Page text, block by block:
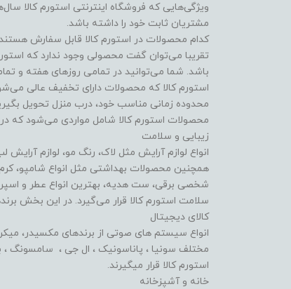
ویژگی‌هایی که فروشگاه اینترنتی استورم کالا
مشتریان ثابت خود را داشته باشد.
کدام محصولات در استورم کالا قابل سفارش
تقریبا می‌توان گفت محصولی وجود ندارد که
باشد. شما می‌توانید در تمامی روزهای هفته و
استورم کالا که محصولات دارای تخفیف عالی
محدوده زمانی مناسب خود، درب منزل تحویل
محصولات استورم کالا شامل مواردی می‌شود که
زیبایی و سلامت
انواع لوازم آرایش مثل لاک، رنگ مو، لوازم
همچنین محصولات بهداشتی مثل انواع شامپو،
شخصی برقی، ست هدیه، بهترین انواع عطر و
سلامت استورم کالا قرار می‌گیرد. در این بخش
کالای دیجیتال
انواع سیستم های صوتی از برندهای مکسیدر،
مختلف سونیا ، پاناسونیک ، ال جی ، سامسونگ ،
استورم کالا قرار میگیرند.
خانه و آشپزخانه